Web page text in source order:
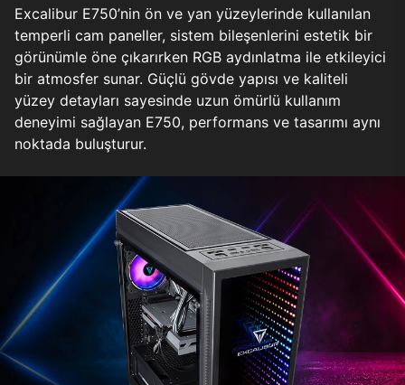
Excalibur E750’nin ön ve yan yüzeylerinde kullanılan
temperli cam paneller, sistem bileşenlerini estetik bir
görünümle öne çıkarırken RGB aydınlatma ile etkileyici
bir atmosfer sunar. Güçlü gövde yapısı ve kaliteli
yüzey detayları sayesinde uzun ömürlü kullanım
deneyimi sağlayan E750, performans ve tasarımı aynı
noktada buluşturur.